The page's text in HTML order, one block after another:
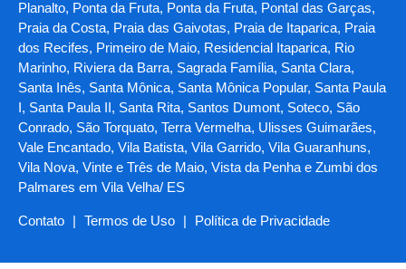
Planalto, Ponta da Fruta, Ponta da Fruta, Pontal das Garças,
Praia da Costa, Praia das Gaivotas, Praia de Itaparica, Praia
dos Recifes, Primeiro de Maio, Residencial Itaparica, Rio
Marinho, Riviera da Barra, Sagrada Família, Santa Clara,
Santa Inês, Santa Mônica, Santa Mônica Popular, Santa Paula
I, Santa Paula II, Santa Rita, Santos Dumont, Soteco, São
Conrado, São Torquato, Terra Vermelha, Ulisses Guimarães,
Vale Encantado, Vila Batista, Vila Garrido, Vila Guaranhuns,
Vila Nova, Vinte e Três de Maio, Vista da Penha e Zumbi dos
Palmares em Vila Velha/ ES
Contato | Termos de Uso | Política de Privacidade